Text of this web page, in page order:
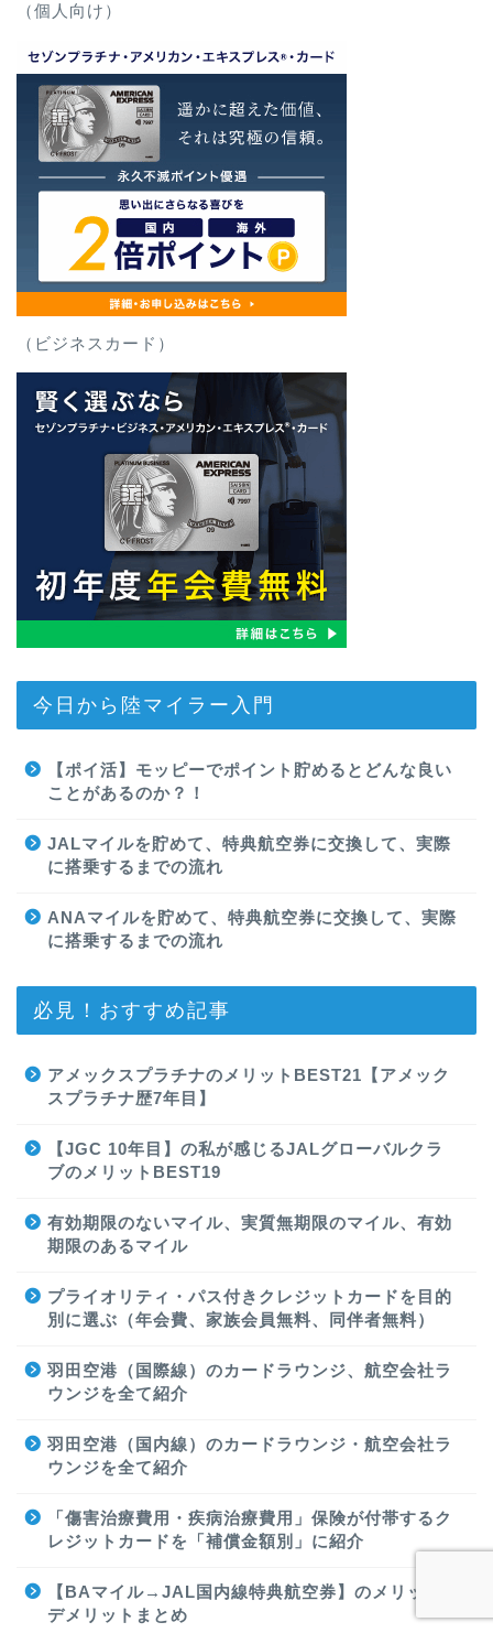
（個人向け）
（ビジネスカード）
今日から陸マイラー入門
【ポイ活】モッピーでポイント貯めるとどんな良い
ことがあるのか？！
JALマイルを貯めて、特典航空券に交換して、実際
に搭乗するまでの流れ
ANAマイルを貯めて、特典航空券に交換して、実際
に搭乗するまでの流れ
必見！おすすめ記事
アメックスプラチナのメリットBEST21【アメック
スプラチナ歴7年目】
【JGC 10年目】の私が感じるJALグローバルクラ
ブのメリットBEST19
有効期限のないマイル、実質無期限のマイル、有効
期限のあるマイル
プライオリティ・パス付きクレジットカードを目的
別に選ぶ（年会費、家族会員無料、同伴者無料）
羽田空港（国際線）のカードラウンジ、航空会社ラ
ウンジを全て紹介
羽田空港（国内線）のカードラウンジ・航空会社ラ
ウンジを全て紹介
「傷害治療費用・疾病治療費用」保険が付帯するク
レジットカードを「補償金額別」に紹介
【BAマイル→JAL国内線特典航空券】のメリット・
デメリットまとめ